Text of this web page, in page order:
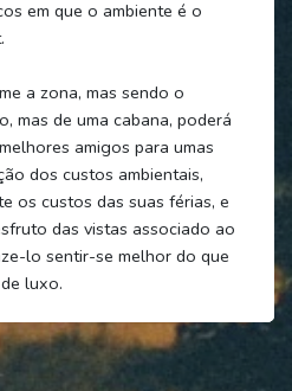
em que o ambiente é o
a zona, mas sendo o
mas de uma cabana, poderá
amigos para umas
dos custos ambientais,
os custos das suas férias, e
das vistas associado ao
lo sentir-se melhor do que
luxo.